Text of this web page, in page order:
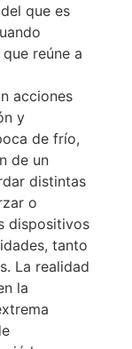
que es
reúne a
acciones
y
de frío,
de un
distintas
o
dispositivos
tanto
La realidad
la